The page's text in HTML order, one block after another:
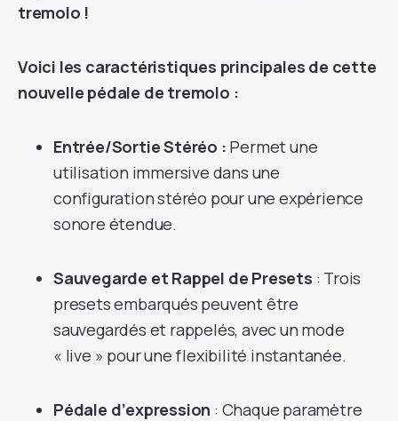
tremolo !
Voici les caractéristiques principales de cette
nouvelle pédale de tremolo :
Entrée/Sortie Stéréo : Permet une
utilisation immersive dans une
configuration stéréo pour une expérience
sonore étendue.
Sauvegarde et Rappel de Presets : Trois
presets embarqués peuvent être
sauvegardés et rappelés, avec un mode
« live » pour une flexibilité instantanée.
Pédale d’expression : Chaque paramètre